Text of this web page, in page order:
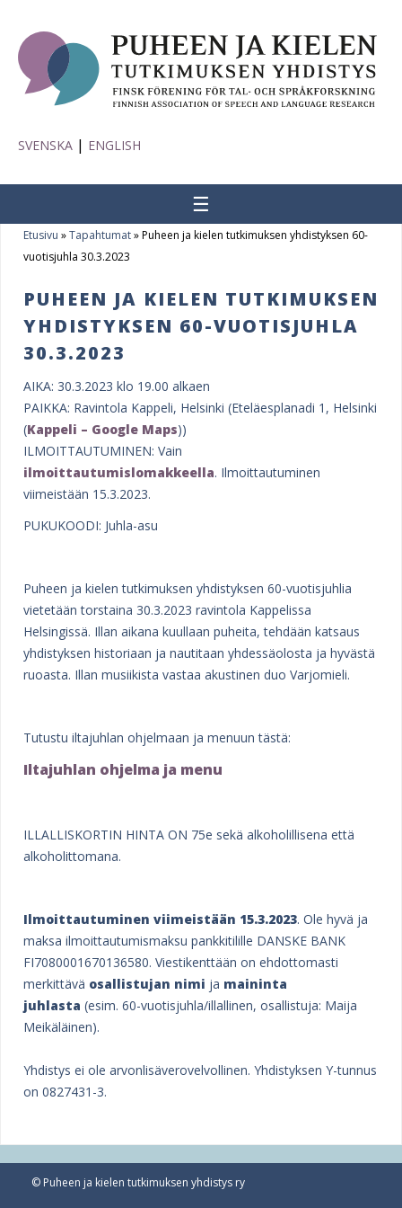
SVENSKA | ENGLISH
Y
u
a
r
e
h
e
r
e
Etusivu »Tapahtumat»Puheen ja kielen tutkimuksen yhdistyksen 60-
vuotisjuhla 30.3.2023
PUHEEN JA KIELEN TUTKIMUKSEN
YHDISTYKSEN 60-VUOTISJUHLA
30.3.2023
AIKA: 30.3.2023 klo 19.00 alkaen
PAIKKA: Ravintola Kappeli, Helsinki (Eteläesplanadi 1, Helsinki
(Kappeli – Google Maps))
ILMOITTAUTUMINEN: Vain
ilmoittautumislomakkeella. Ilmoittautuminen
viimeistään 15.3.2023.
PUKUKOODI: Juhla-asu
Puheen ja kielen tutkimuksen yhdistyksen 60-vuotisjuhlia
vietetään torstaina 30.3.2023 ravintola Kappelissa
Helsingissä. Illan aikana kuullaan puheita, tehdään katsaus
yhdistyksen historiaan ja nautitaan yhdessäolosta ja hyvästä
ruoasta. Illan musiikista vastaa akustinen duo Varjomieli.
Tutustu iltajuhlan ohjelmaan ja menuun tästä:
t
j
u
h
l
a
n
o
e
Iltajuhlan ohjelma ja menu
ILLALLISKORTIN HINTA ON 75e sekä alkoholillisena että
alkoholittomana.
Ilmoittautuminen viimeistään 15.3.2023. Ole hyvä ja
maksa ilmoittautumismaksu pankkitilille DANSKE BANK
FI7080001670136580. Viestikenttään on ehdottomasti
merkittävä osallistujan nimi ja maininta
juhlasta (esim. 60-vuotisjuhla/illallinen, osallistuja: Maija
Meikäläinen).
Yhdistys ei ole arvonlisäverovelvollinen. Yhdistyksen Y-tunnus
on 0827431-3.
☰
© Puheen ja kielen tutkimuksen yhdistys ry